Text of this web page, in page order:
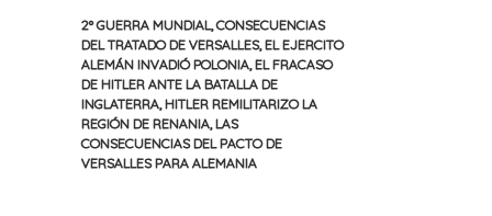
2º GUERRA MUNDIAL ,CONSECUENCIAS
DEL TRATADO DE VERSALLES, EL EJERCITO
ALEMÁN INVADIÓ POLONIA EL FRACASO
DE HITLER ANTE LA BATALLA DE
INGLATERRA HITLER REMILITARIZO LA
REGIÓN DE RENANIA LAS
CONSECUENCIAS DEL PACTO DE
VERSALLES PARA ALEMANIA